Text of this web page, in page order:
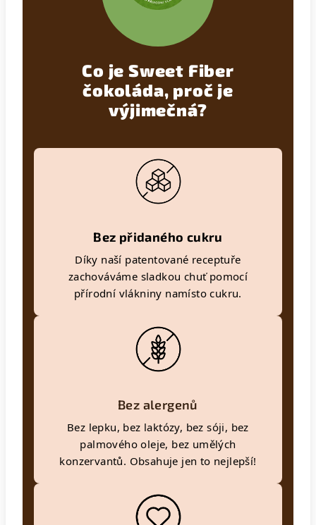
Co je Sweet Fiber
čokoláda, proč je
výjimečná?
Bez přidaného cukru
Díky naší patentované receptuře
zachováváme sladkou chuť pomocí
přírodní vlákniny namísto cukru.
Bez alergenů
Bez lepku, bez laktózy, bez sóji, bez
palmového oleje, bez umělých
konzervantů. Obsahuje jen to nejlepší!